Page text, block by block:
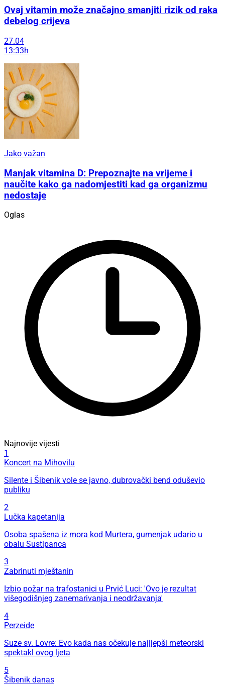
Ovaj vitamin može značajno smanjiti rizik od raka
debelog crijeva
27.04
13:33h
Jako važan
Manjak vitamina D: Prepoznajte na vrijeme i
naučite kako ga nadomjestiti kad ga organizmu
nedostaje
Oglas
Najnovije vijesti
1
Koncert na Mihovilu
Silente i Šibenik vole se javno, dubrovački bend oduševio
publiku
2
Lučka kapetanija
Osoba spašena iz mora kod Murtera, gumenjak udario u
obalu Sustipanca
3
Zabrinuti mještanin
Izbio požar na trafostanici u Prvić Luci: 'Ovo je rezultat
višegodišnjeg zanemarivanja i neodržavanja'
4
Perzeide
Suze sv. Lovre: Evo kada nas očekuje najljepši meteorski
spektakl ovog ljeta
5
Šibenik danas